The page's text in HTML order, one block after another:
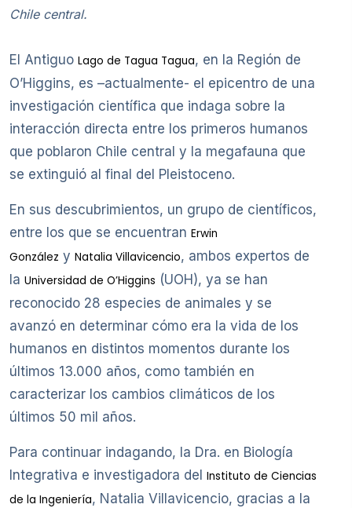
Chile central.
El Antiguo Lago de Tagua Tagua, en la Región de
O’Higgins, es –actualmente- el epicentro de una
investigación científica que indaga sobre la
interacción directa entre los primeros humanos
que poblaron Chile central y la megafauna que
se extinguió al final del Pleistoceno.
En sus descubrimientos, un grupo de científicos,
entre los que se encuentran Erwin
González y Natalia Villavicencio, ambos expertos de
la Universidad de O’Higgins (UOH), ya se han
reconocido 28 especies de animales y se
avanzó en determinar cómo era la vida de los
humanos en distintos momentos durante los
últimos 13.000 años, como también en
caracterizar los cambios climáticos de los
últimos 50 mil años.
Para continuar indagando, la Dra. en Biología
Integrativa e investigadora del Instituto de Ciencias
de la Ingeniería, Natalia Villavicencio, gracias a la